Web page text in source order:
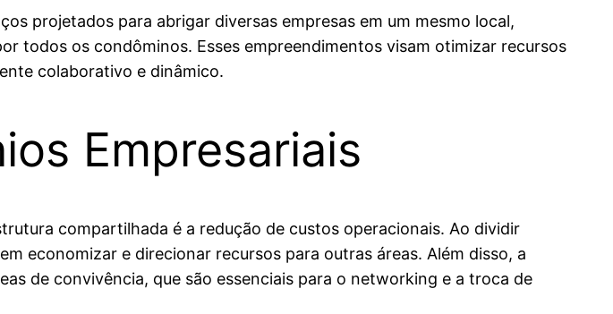
projetados para abrigar diversas empresas em um mesmo local,
todos os condôminos. Esses empreendimentos visam otimizar recursos
colaborativo e dinâmico.
Empresariais
compartilhada é a redução de custos operacionais. Ao dividir
economizar e direcionar recursos para outras áreas. Além disso, a
de convivência, que são essenciais para o networking e a troca de